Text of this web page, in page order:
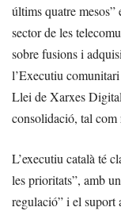
últims quatre
sector de les
sobre fusions i
l’Executiu
Llei de Xarxes
consolidació, tal com
L’executiu català té
les prioritats”, amb
regulació” i el suport